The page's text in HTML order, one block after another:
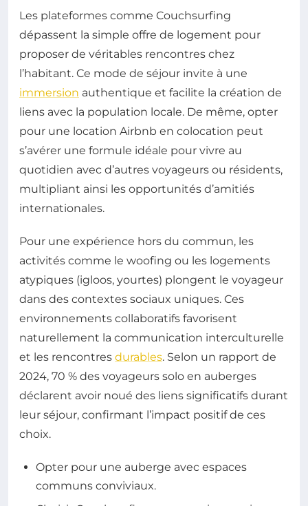
Les plateformes comme Couchsurfing
dépassent la simple offre de logement pour
proposer de véritables rencontres chez
l’habitant. Ce mode de séjour invite à une
immersion authentique et facilite la création de
liens avec la population locale. De même, opter
pour une location Airbnb en colocation peut
s’avérer une formule idéale pour vivre au
quotidien avec d’autres voyageurs ou résidents,
multipliant ainsi les opportunités d’amitiés
internationales.
Pour une expérience hors du commun, les
activités comme le woofing ou les logements
atypiques (igloos, yourtes) plongent le voyageur
dans des contextes sociaux uniques. Ces
environnements collaboratifs favorisent
naturellement la communication interculturelle
et les rencontres durables. Selon un rapport de
2024, 70 % des voyageurs solo en auberges
déclarent avoir noué des liens significatifs durant
leur séjour, confirmant l’impact positif de ces
choix.
Opter pour une auberge avec espaces
communs conviviaux.